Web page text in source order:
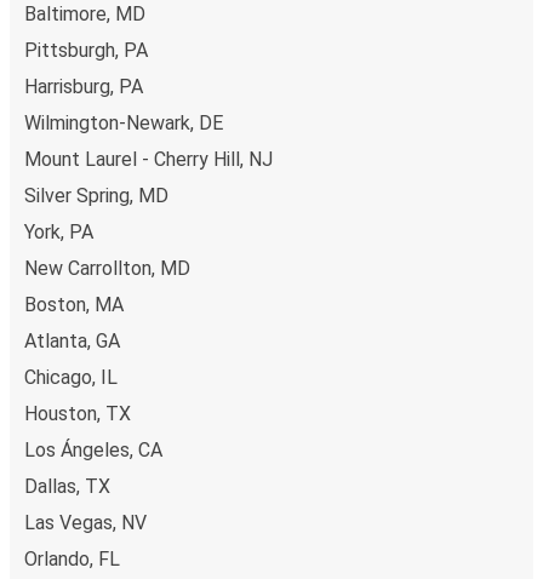
Baltimore, MD
Pittsburgh, PA
Harrisburg, PA
Wilmington-Newark, DE
Mount Laurel - Cherry Hill, NJ
Silver Spring, MD
York, PA
New Carrollton, MD
Boston, MA
Atlanta, GA
Chicago, IL
Houston, TX
Los Ángeles, CA
Dallas, TX
Las Vegas, NV
Orlando, FL